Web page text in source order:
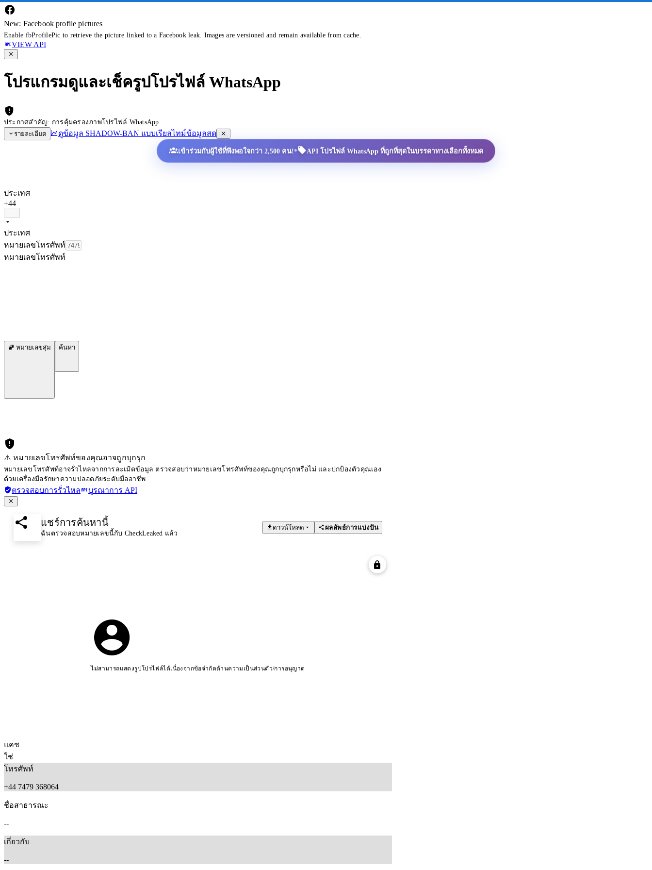
New: Facebook profile pictures
Enable fbProfilePic to retrieve the picture linked to a Facebook leak. Images are versioned and remain available from cache.
VIEW API
โปรแกรมดูและเช็ครูปโปรไฟล์ WhatsApp
ประกาศสำคัญ: การคุ้มครองภาพโปรไฟล์ WhatsApp
รายละเอียด
ดูข้อมูล SHADOW-BAN แบบเรียลไทม์ข้อมูลสด
เข้าร่วมกับผู้ใช้ที่พึงพอใจกว่า 2,500 คน!• API โปรไฟล์ WhatsApp ที่ถูกที่สุดในบรรดาทางเลือกทั้งหมด
ประเทศ
+44
ประเทศ
หมายเลขโทรศัพท์
หมายเลขโทรศัพท์
หมายเลขสุ่ม ค้นหา
⚠️ หมายเลขโทรศัพท์ของคุณอาจถูกบุกรุก
หมายเลขโทรศัพท์อาจรั่วไหลจากการละเมิดข้อมูล ตรวจสอบว่าหมายเลขโทรศัพท์ของคุณถูกบุกรุกหรือไม่ และปกป้องตัวคุณเอง
ด้วยเครื่องมือรักษาความปลอดภัยระดับมืออาชีพ
ตรวจสอบการรั่วไหล บูรณาการ API
แชร์การค้นหานี้
ฉันตรวจสอบหมายเลขนี้กับ CheckLeaked แล้ว
ดาวน์โหลด ผลลัพธ์การแบ่งปัน
ไม่สามารถแสดงรูปโปรไฟล์ได้เนื่องจากข้อจำกัดด้านความเป็นส่วนตัว/การอนุญาต
แคช
ใช่
โทรศัพท์
+44 7479 368064
ชื่อสาธารณะ
--
เกี่ยวกับ
--